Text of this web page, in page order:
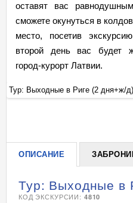
оставят вас
сможете окунуться в
место, посетив
второй день вас будет
город-курорт Латвии.
Тур: Выходные в Риге (2 дня+ж/д)
ОПИСАНИЕ
Тур: Выходные в
КОД ЭКСКУРСИИ: 4810